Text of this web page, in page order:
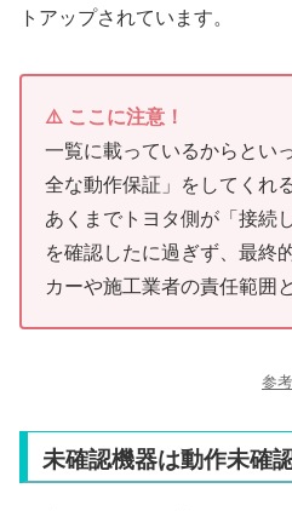
トアップされています。
⚠️ ここに注意！
一覧に載っているからとい
全な動作保証」をしてくれ
あくまでトヨタ側が「接続
を確認したに過ぎず、最終
カーや施工業者の責任範囲
参
未確認機器は動作未確